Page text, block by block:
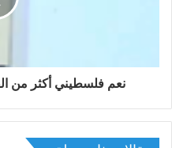
نعم فلسطيني أكثر من